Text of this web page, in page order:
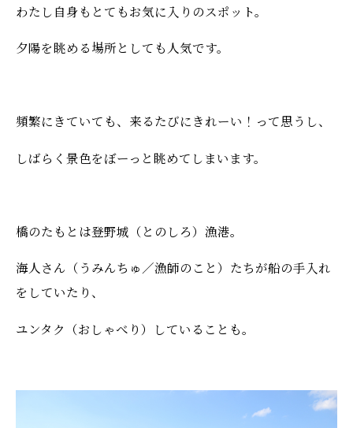
わたし自身もとてもお気に入りのスポット。
夕陽を眺める場所としても人気です。
頻繁にきていても、来るたびにきれーい！って思うし、
しばらく景色をぼーっと眺めてしまいます。
橋のたもとは登野城（とのしろ）漁港。
海人さん（うみんちゅ／漁師のこと）たちが船の手入れ
をしていたり、
ユンタク（おしゃべり）していることも。